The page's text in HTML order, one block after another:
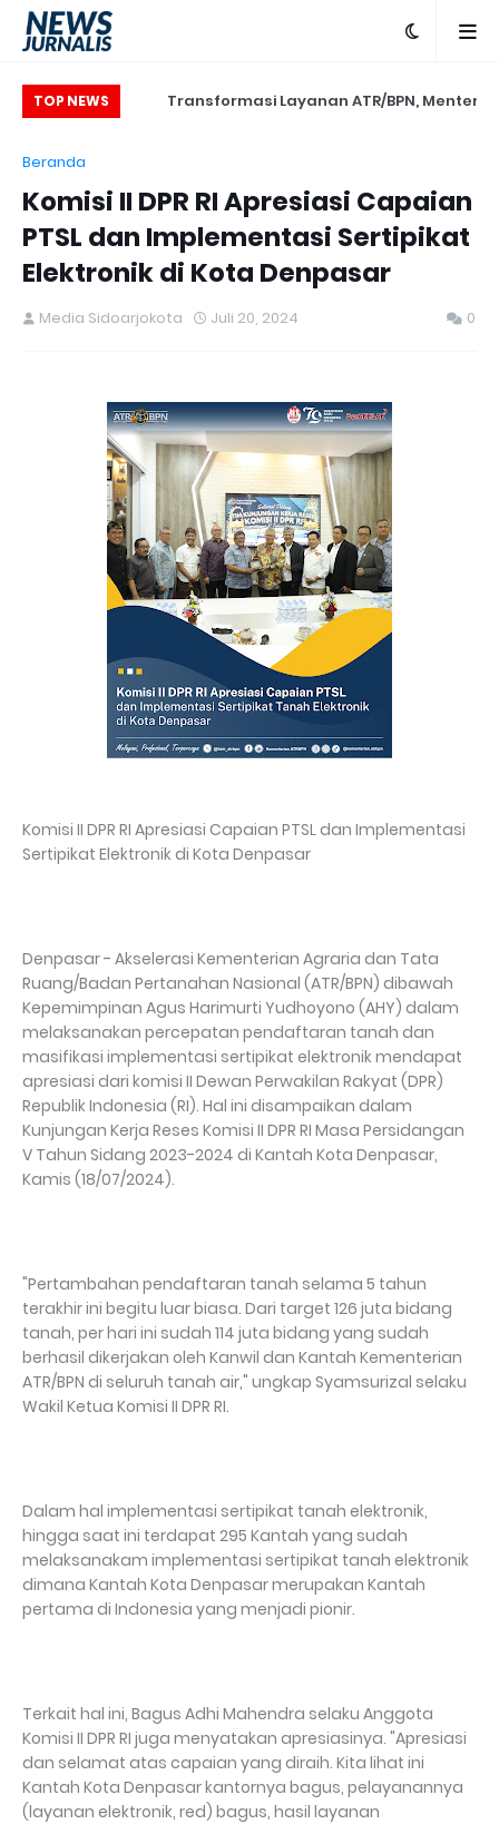
TOP NEWS
Transformasi Layanan ATR/BPN, Menteri
Jatim, Menteri
Tempatkan
Harus Dilayani
Beranda
Komisi II DPR RI Apresiasi Capaian
PTSL dan Implementasi Sertipikat
Elektronik di Kota Denpasar
Media Sidoarjokota Juli 20, 2024 0
Komisi II DPR RI Apresiasi Capaian PTSL dan Implementasi
Sertipikat Elektronik di Kota Denpasar
Denpasar - Akselerasi Kementerian Agraria dan Tata
Ruang/Badan Pertanahan Nasional (ATR/BPN) dibawah
Kepemimpinan Agus Harimurti Yudhoyono (AHY) dalam
melaksanakan percepatan pendaftaran tanah dan
masifikasi implementasi sertipikat elektronik mendapat
apresiasi dari komisi II Dewan Perwakilan Rakyat (DPR)
Republik Indonesia (RI). Hal ini disampaikan dalam
Kunjungan Kerja Reses Komisi II DPR RI Masa Persidangan
V Tahun Sidang 2023-2024 di Kantah Kota Denpasar,
Kamis (18/07/2024).
"Pertambahan pendaftaran tanah selama 5 tahun
terakhir ini begitu luar biasa. Dari target 126 juta bidang
tanah, per hari ini sudah 114 juta bidang yang sudah
berhasil dikerjakan oleh Kanwil dan Kantah Kementerian
ATR/BPN di seluruh tanah air," ungkap Syamsurizal selaku
Wakil Ketua Komisi II DPR RI.
Dalam hal implementasi sertipikat tanah elektronik,
hingga saat ini terdapat 295 Kantah yang sudah
melaksanakam implementasi sertipikat tanah elektronik
dimana Kantah Kota Denpasar merupakan Kantah
pertama di Indonesia yang menjadi pionir.
Terkait hal ini, Bagus Adhi Mahendra selaku Anggota
Komisi II DPR RI juga menyatakan apresiasinya. "Apresiasi
dan selamat atas capaian yang diraih. Kita lihat ini
Kantah Kota Denpasar kantornya bagus, pelayanannya
(layanan elektronik, red) bagus, hasil layanan